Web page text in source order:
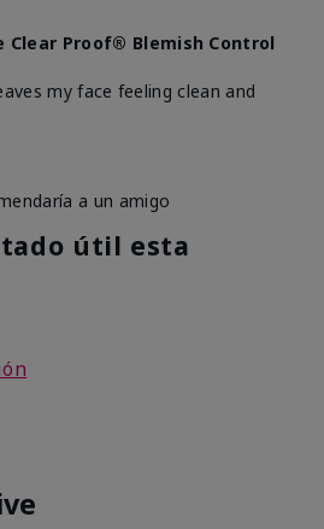
Clear Proof® Blemish Control
my face feeling clean and
a un amigo
útil esta